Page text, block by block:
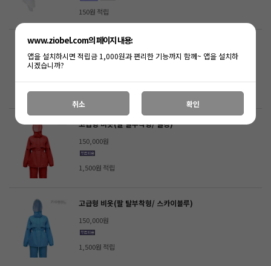
150원 적립
고급형 비옷(팔 탈부착형/ 네이비)
150,000원
고급형 비옷(팔 탈부착형/ 빨강)
150,000원
1,500원 적립
고급형 비옷(팔 탈부착형/ 스카이블루)
150,000원
1,500원 적립
www.ziobel.com의 페이지 내용:
앱을 설치하시면 적립금 1,000원과 편리한 기능까지 함께~ 앱을 설치하
시겠습니까?
취소 확인